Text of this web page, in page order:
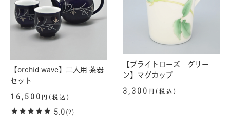
【orchid wave】二人用 茶器
セット
16,500 円(税込)
5.0 (2)
【ブライトローズ グリー
ン】マグカップ
3,300 円(税込)